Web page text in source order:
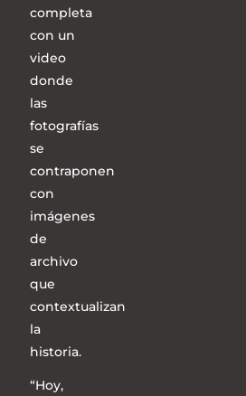
completa
con un
video
donde
las
fotografías
se
contraponen
con
imágenes
de
archivo
que
contextualizan
la
historia.
“Hoy,